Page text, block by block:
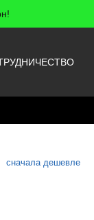
сначала дешевле